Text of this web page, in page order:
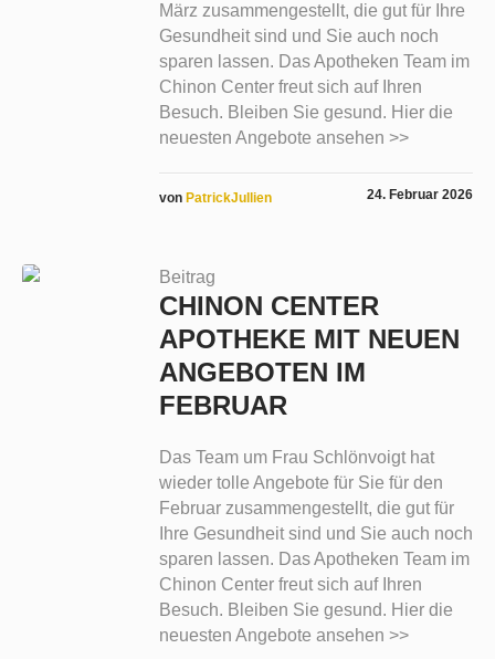
März zusammengestellt, die gut für Ihre
Gesundheit sind und Sie auch noch
sparen lassen. Das Apotheken Team im
Chinon Center freut sich auf Ihren
Besuch. Bleiben Sie gesund. Hier die
neuesten Angebote ansehen >>
24. Februar 2026
von PatrickJullien
Beitrag
CHINON CENTER
APOTHEKE MIT NEUEN
ANGEBOTEN IM
FEBRUAR
Das Team um Frau Schlönvoigt hat
wieder tolle Angebote für Sie für den
Februar zusammengestellt, die gut für
Ihre Gesundheit sind und Sie auch noch
sparen lassen. Das Apotheken Team im
Chinon Center freut sich auf Ihren
Besuch. Bleiben Sie gesund. Hier die
neuesten Angebote ansehen >>